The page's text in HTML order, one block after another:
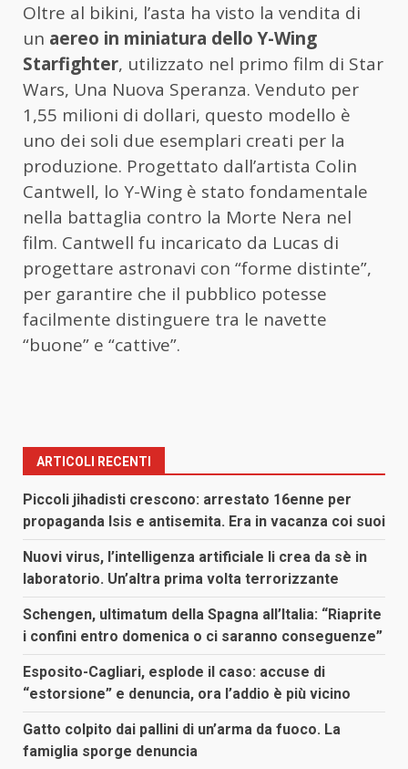
Oltre al bikini, l’asta ha visto la vendita di
un aereo in miniatura dello Y-Wing
Starfighter, utilizzato nel primo film di Star
Wars, Una Nuova Speranza. Venduto per
1,55 milioni di dollari, questo modello è
uno dei soli due esemplari creati per la
produzione. Progettato dall’artista Colin
Cantwell, lo Y-Wing è stato fondamentale
nella battaglia contro la Morte Nera nel
film. Cantwell fu incaricato da Lucas di
progettare astronavi con “forme distinte”,
per garantire che il pubblico potesse
facilmente distinguere tra le navette
“buone” e “cattive”.
ARTICOLI RECENTI
Piccoli jihadisti crescono: arrestato 16enne per
propaganda Isis e antisemita. Era in vacanza coi suoi
Nuovi virus, l’intelligenza artificiale li crea da sè in
laboratorio. Un’altra prima volta terrorizzante
Schengen, ultimatum della Spagna all’Italia: “Riaprite
i confini entro domenica o ci saranno conseguenze”
Esposito-Cagliari, esplode il caso: accuse di
“estorsione” e denuncia, ora l’addio è più vicino
Gatto colpito dai pallini di un’arma da fuoco. La
famiglia sporge denuncia